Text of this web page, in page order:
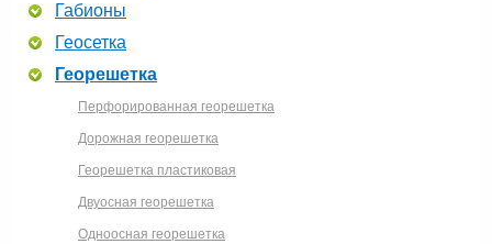
Габионы
Геосетка
Георешетка
Перфорированная георешетка
Дорожная георешетка
Георешетка пластиковая
Двуосная георешетка
Одноосная георешетка